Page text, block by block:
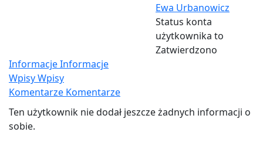
Ewa Urbanowicz
Status konta
użytkownika to
Zatwierdzono
InformacjeInformacje
WpisyWpisy
Komentarze Komentarze
Ten użytkownik nie dodał jeszcze żadnych informacji o
sobie.